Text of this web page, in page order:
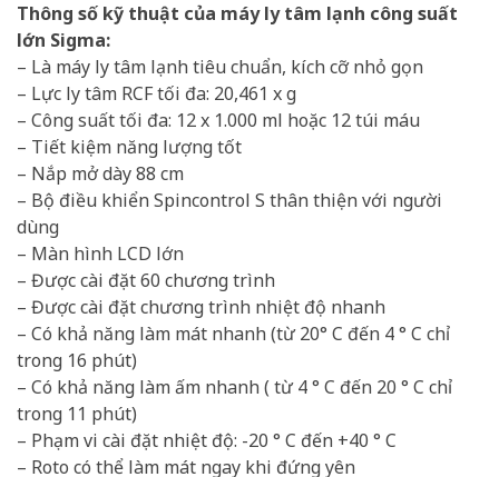
Thông số kỹ thuật của máy ly tâm lạnh công suất
lớn Sigma:
– Là máy ly tâm lạnh tiêu chuẩn, kích cỡ nhỏ gọn
– Lực ly tâm RCF tối đa: 20,461 x g
– Công suất tối đa: 12 x 1.000 ml hoặc 12 túi máu
– Tiết kiệm năng lượng tốt
– Nắp mở dày 88 cm
– Bộ điều khiển Spincontrol S thân thiện với người
dùng
– Màn hình LCD lớn
– Được cài đặt 60 chương trình
– Được cài đặt chương trình nhiệt độ nhanh
– Có khả năng làm mát nhanh (từ 20° C đến 4 ° C chỉ
trong 16 phút)
– Có khả năng làm ấm nhanh ( từ 4 ° C đến 20 ° C chỉ
trong 11 phút)
– Phạm vi cài đặt nhiệt độ: -20 ° C đến +40 ° C
– Roto có thể làm mát ngay khi đứng yên